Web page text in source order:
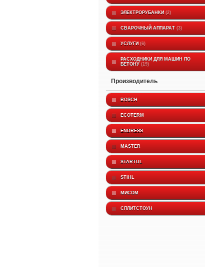
ЭЛЕКТРОРУБАНКИ 2
СВАРОЧНЫЙ АППАРАТ 3
УСЛУГИ 6
РАСХОДНИКИ ДЛЯ МАШИН ПО
БЕТОНУ 19
производитель
BOSCH
ECOTERM
ENDRESS
MASTER
STARTUL
STIHL
МИСОМ
СПЛИТСТОУН